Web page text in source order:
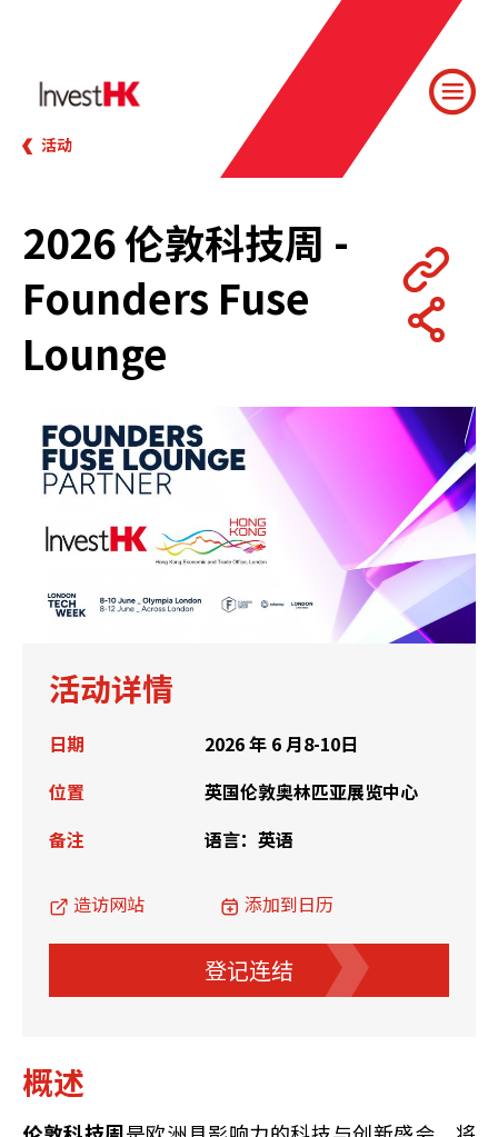
活动
2026 伦敦科技周 -
Founders Fuse
Lounge
活动详情
日期
2026 年 6 月8-10日
位置
英国伦敦奥林匹亚展览中心
备注
语言：英语
造访网站 添加到日历
登记连结
概述